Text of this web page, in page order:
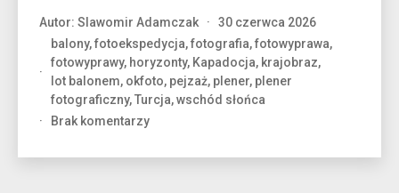
Autor: Slawomir Adamczak
30 czerwca 2026
balony,fotoekspedycja,fotografia,fotowyprawa,
fotowyprawy, horyzonty, Kapadocja, krajobraz,
lot balonem, okfoto, pejzaż, plener, plener
fotograficzny,Turcja,wschód słońca
Brak komentarzydo
balonów